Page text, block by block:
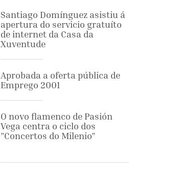
Santiago Domínguez asistiu á
apertura do servicio gratuíto
de internet da Casa da
Xuventude
Aprobada a oferta pública de
Emprego 2001
O novo flamenco de Pasión
Vega centra o ciclo dos
”Concertos do Milenio”